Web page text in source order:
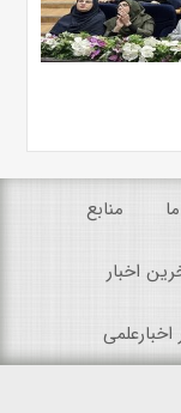
منابع
اخبار
اخبارعلمی